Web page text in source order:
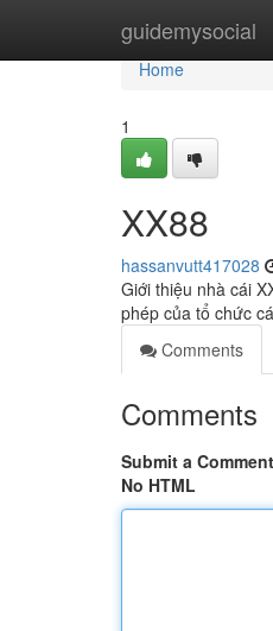
guidemysocial
Home
Home
1
XX88
hassanvutt417028
Giới thiệu nhà cái
phép của tổ chức
Comments
Comments
Submit a Comment
No HTML